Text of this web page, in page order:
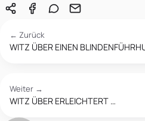
← Zurück
WITZ ÜBER EINEN
Weiter →
WITZ ÜBER ERLEICHTERT …